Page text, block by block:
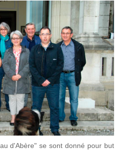
d'Abère" se sont donné pour but